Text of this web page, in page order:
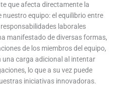
que afecta directamente la
equipo: el equilibrio entre
laborales
manifestado de diversas formas,
de los miembros del equipo,
una carga adicional al intentar
lo que a su vez puede
iniciativas innovadoras.